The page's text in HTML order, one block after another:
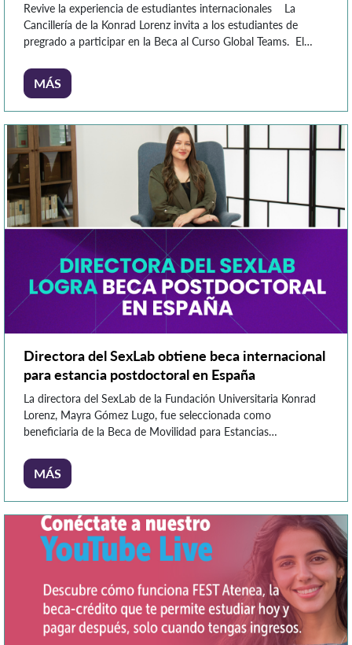
Revive la experiencia de estudiantes internacionales La
Cancillería de la Konrad Lorenz invita a los estudiantes de
pregrado a participar en la Beca al Curso Global Teams. El
Perú, institución internacional cuyo lazo de cooperación con la
Konrad Lorenz data desde 2020. En este, los estudiantes
MÁS
Directora del SexLab obtiene beca internacional
para estancia postdoctoral en España
La directora del SexLab de la Fundación Universitaria Konrad
Lorenz, Mayra Gómez Lugo, fue seleccionada como
beneficiaria de la Beca de Movilidad para Estancias
2026, un programa internacional altamente competitivo que
promueve la cooperación científica entre Iberoamérica y
investigadoras de distintos países iberoamericanos, […]
MÁS